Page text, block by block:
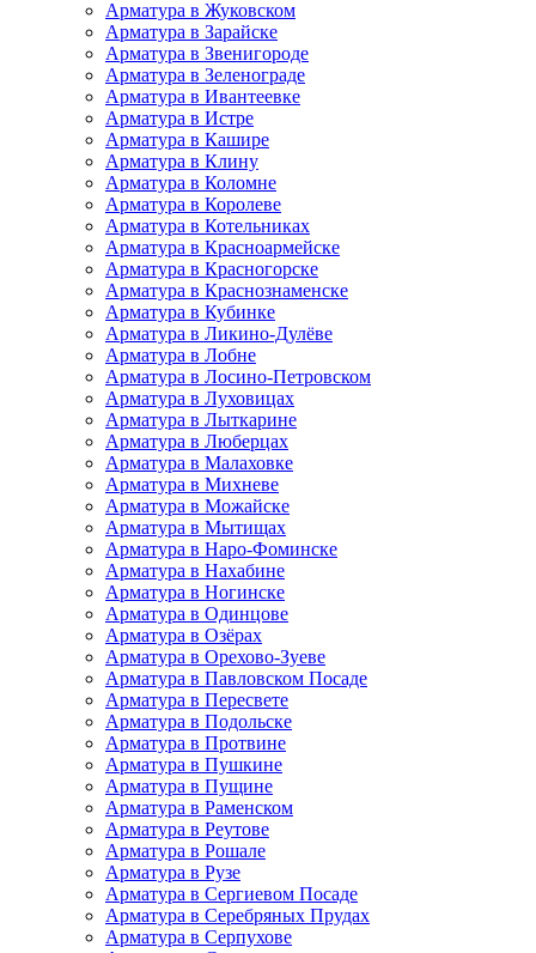
Арматура в Жуковском
Арматура в Зарайске
Арматура в Звенигороде
Арматура в Зеленограде
Арматура в Ивантеевке
Арматура в Истре
Арматура в Кашире
Арматура в Клину
Арматура в Коломне
Арматура в Королеве
Арматура в Котельниках
Арматура в Красноармейске
Арматура в Красногорске
Арматура в Краснознаменске
Арматура в Кубинке
Арматура в Ликино-Дулёве
Арматура в Лобне
Арматура в Лосино-Петровском
Арматура в Луховицах
Арматура в Лыткарине
Арматура в Люберцах
Арматура в Малаховке
Арматура в Михневе
Арматура в Можайске
Арматура в Мытищах
Арматура в Наро-Фоминске
Арматура в Нахабине
Арматура в Ногинске
Арматура в Одинцове
Арматура в Озёрах
Арматура в Орехово-Зуеве
Арматура в Павловском Посаде
Арматура в Пересвете
Арматура в Подольске
Арматура в Протвине
Арматура в Пушкине
Арматура в Пущине
Арматура в Раменском
Арматура в Реутове
Арматура в Рошале
Арматура в Рузе
Арматура в Сергиевом Посаде
Арматура в Серебряных Прудах
Арматура в Серпухове